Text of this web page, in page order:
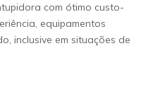
com ótimo custo-
equipamentos
inclusive em situações de